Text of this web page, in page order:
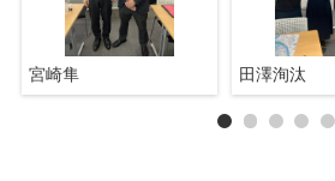
宮崎隼 田澤洵汰